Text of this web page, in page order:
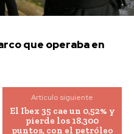
que operaba en
Artículo siguiente
El Ibex 35 cae un 0,52% y
pierde los 18.300
puntos, con el petróleo